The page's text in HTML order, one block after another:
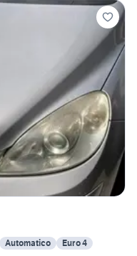
Automatico Euro 4